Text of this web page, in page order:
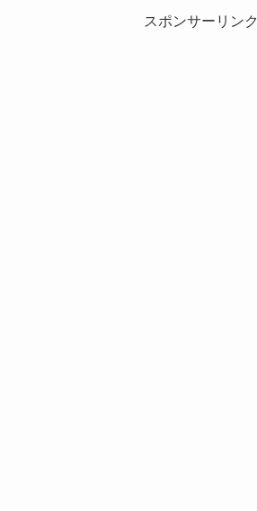
スポンサーリンク